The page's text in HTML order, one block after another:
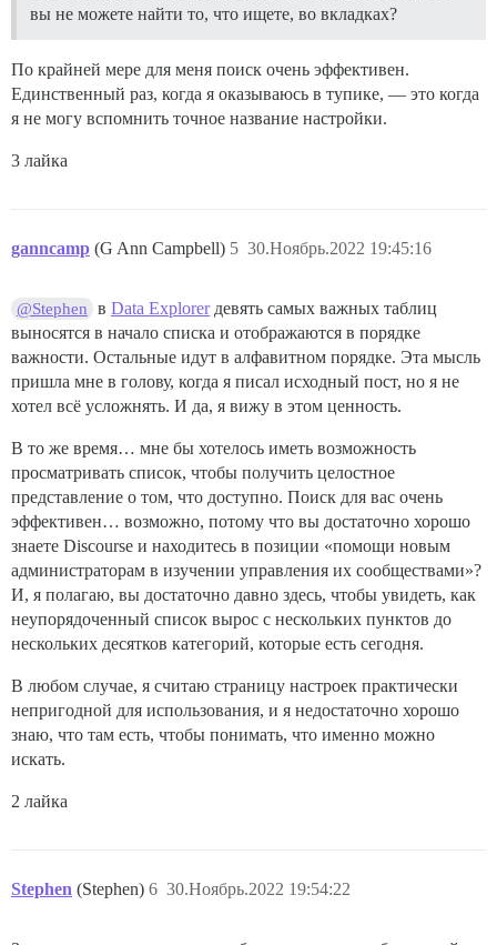
вы не можете найти то, что ищете, во вкладках?
По крайней мере для меня поиск очень эффективен.
Единственный раз, когда я оказываюсь в тупике, — это когда
я не могу вспомнить точное название настройки.
3 лайка
ganncamp (G Ann Campbell) 30.Ноябрь.2022 19:45:16
5
@Stephen вData Explorerдевять самых важных таблиц
выносятся в начало списка и отображаются в порядке
важности. Остальные идут в алфавитном порядке. Эта мысль
пришла мне в голову, когда я писал исходный пост, но я не
хотел всё усложнять. И да, я вижу в этом ценность.
В то же время… мне бы хотелось иметь возможность
просматривать список, чтобы получить целостное
представление о том, что доступно. Поиск для вас очень
эффективен… возможно, потому что вы достаточно хорошо
знаете Discourse и находитесь в позиции «помощи новым
администраторам в изучении управления их сообществами»?
И, я полагаю, вы достаточно давно здесь, чтобы увидеть, как
неупорядоченный список вырос с нескольких пунктов до
нескольких десятков категорий, которые есть сегодня.
В любом случае, я считаю страницу настроек практически
непригодной для использования, и я недостаточно хорошо
знаю, что там есть, чтобы понимать, что именно можно
искать.
2 лайка
Stephen (Stephen) 30.Ноябрь.2022 19:54:22
6